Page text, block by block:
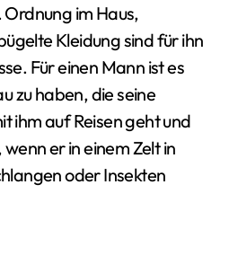
im Haus,
Kleidung sind für ihn
Für einen Mann ist es
zu haben, die seine
ihm auf Reisen geht und
er in einem Zelt in
oder Insekten